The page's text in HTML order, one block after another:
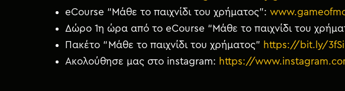
eCourse “Μάθε το παιχνίδι του χρήματος”:
Δώρο 1η ώρα από το eCourse “Μάθε το παιχνίδι του
Πακέτο “Μάθε το παιχνίδι του χρήματος” https://bit.ly/
Ακολούθησε μας στο instagram: https://